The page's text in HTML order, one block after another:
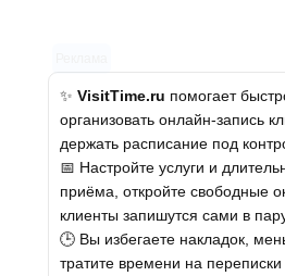
✨ VisitTime.ru помогает
организовать онлайн-запись
держать расписание под
📅 Настройте услуги и
приёма, откройте свободные
клиенты запишутся сами в
🕒 Вы избегаете накладок,
тратите времени на переписки